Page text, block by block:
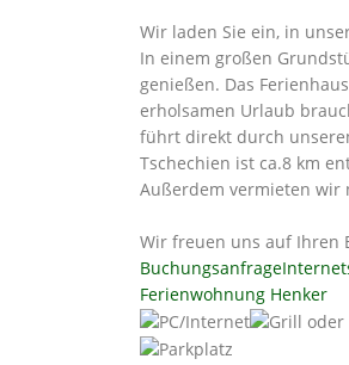
Wir laden Sie ein, in
In einem großen
genießen. Das
erholsamen Urlaub
führt direkt durch
Tschechien ist ca.8 km
Außerdem vermieten wir
Wir freuen uns auf Ihren
Buchungsanfrage
Ferienwohnung Henker